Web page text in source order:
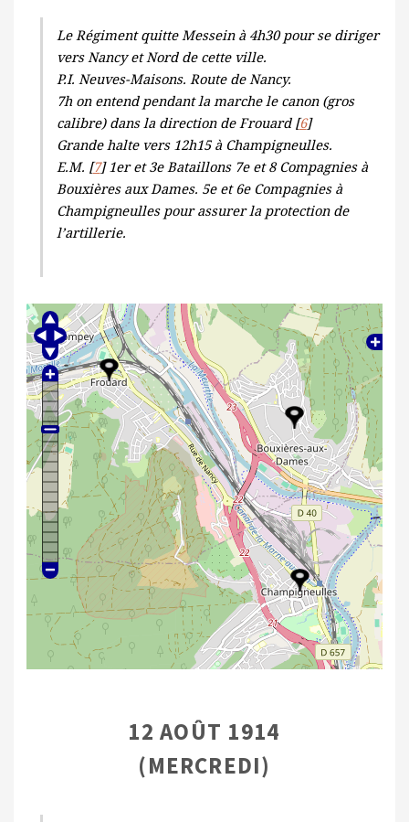
Le Régiment quitte Messein à 4h30 pour se diriger
vers Nancy et Nord de cette ville.
P.I. Neuves-Maisons. Route de Nancy.
7h on entend pendant la marche le canon (gros
calibre) dans la direction de Frouard [6]
Grande halte vers 12h15 à Champigneulles.
E.M. [7] 1er et 3e Bataillons 7e et 8 Compagnies à
Bouxières aux Dames. 5e et 6e Compagnies à
Champigneulles pour assurer la protection de
l’artillerie.
12 AOÛT 1914
(MERCREDI)